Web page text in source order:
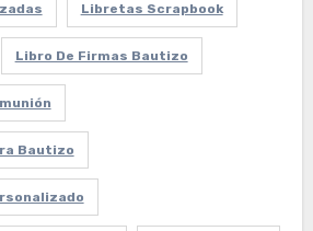
Libretas Scrapbook
Libro De Firmas Bautizo
Bautizo